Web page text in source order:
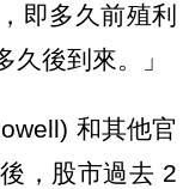
即多久前殖利
後到來。」
和其他官
，股市過去 2